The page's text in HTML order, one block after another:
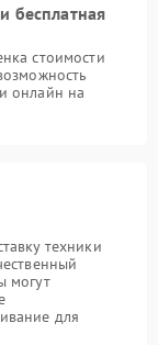
бесплатная
стоимости
онлайн на
техники
могут
для